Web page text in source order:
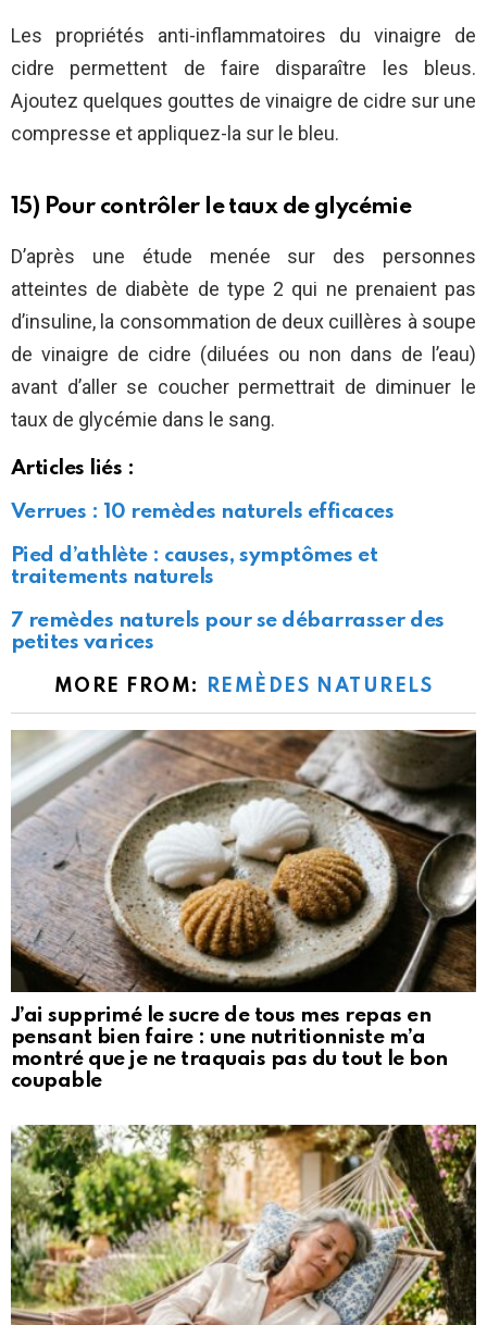
Les propriétés anti-inflammatoires du vinaigre de
cidre permettent de faire disparaître les bleus.
Ajoutez quelques gouttes de vinaigre de cidre sur une
compresse et appliquez-la sur le bleu.
15) Pour contrôler le taux de glycémie
D’après une étude menée sur des personnes
atteintes de diabète de type 2 qui ne prenaient pas
d’insuline, la consommation de deux cuillères à soupe
de vinaigre de cidre (diluées ou non dans de l’eau)
avant d’aller se coucher permettrait de diminuer le
taux de glycémie dans le sang.
Articles liés :
Verrues : 10 remèdes naturels efficaces
Pied d’athlète : causes, symptômes et
traitements naturels
7 remèdes naturels pour se débarrasser des
petites varices
MORE FROM: REMÈDES NATURELS
J’ai supprimé le sucre de tous mes repas en
pensant bien faire : une nutritionniste m’a
montré que je ne traquais pas du tout le bon
coupable